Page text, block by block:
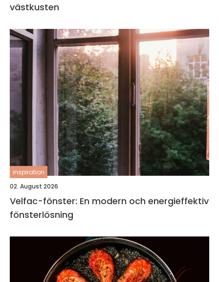
västkusten
inspiration
02. August 2026
Velfac-fönster: En modern och energieffektiv
fönsterlösning